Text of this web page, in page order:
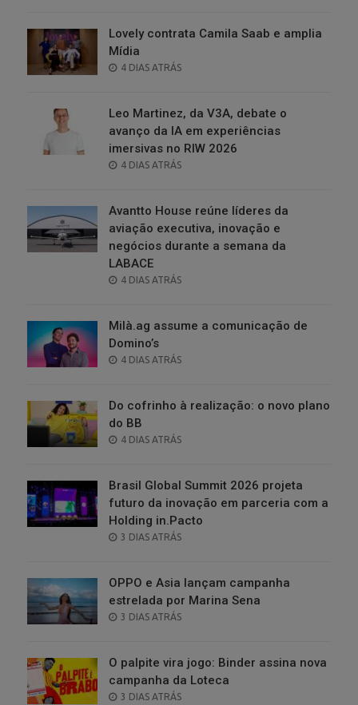
Lovely contrata Camila Saab e amplia
Mídia
POSTED
4 DIAS ATRÁS
Leo Martinez, da V3A, debate o
avanço da IA em experiências
imersivas no RIW 2026
POSTED
4 DIAS ATRÁS
Avantto House reúne líderes da
aviação executiva, inovação e
negócios durante a semana da
LABACE
POSTED
4 DIAS ATRÁS
Milà.ag assume a comunicação de
Domino’s
POSTED
4 DIAS ATRÁS
Do cofrinho à realização: o novo plano
do BB
POSTED
4 DIAS ATRÁS
Brasil Global Summit 2026 projeta
futuro da inovação em parceria com a
Holding in.Pacto
POSTED
3 DIAS ATRÁS
OPPO e Asia lançam campanha
estrelada por Marina Sena
POSTED
3 DIAS ATRÁS
O palpite vira jogo: Binder assina nova
campanha da Loteca
POSTED
3 DIAS ATRÁS